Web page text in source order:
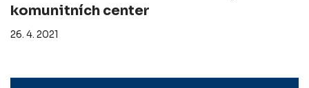
komunitních center
26. 4. 2021